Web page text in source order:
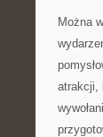
Można
atrakcji,